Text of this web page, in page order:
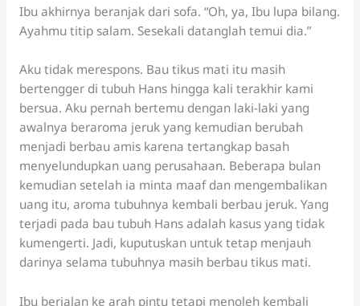
Ibu akhirnya beranjak dari sofa. “Oh, ya, Ibu lupa bilang.
Ayahmu titip salam. Sesekali datanglah temui dia.”
Aku tidak merespons. Bau tikus mati itu masih
bertengger di tubuh Hans hingga kali terakhir kami
bersua. Aku pernah bertemu dengan laki-laki yang
awalnya beraroma jeruk yang kemudian berubah
menjadi berbau amis karena tertangkap basah
menyelundupkan uang perusahaan. Beberapa bulan
kemudian setelah ia minta maaf dan mengembalikan
uang itu, aroma tubuhnya kembali berbau jeruk. Yang
terjadi pada bau tubuh Hans adalah kasus yang tidak
kumengerti. Jadi, kuputuskan untuk tetap menjauh
darinya selama tubuhnya masih berbau tikus mati.
Ibu berjalan ke arah pintu tetapi menoleh kembali